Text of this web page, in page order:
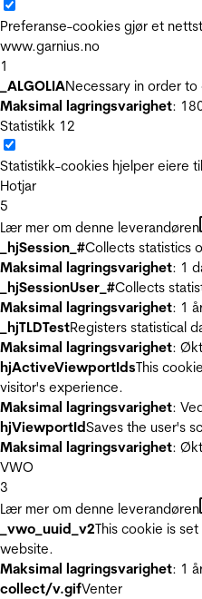
Preferanse-cookies gjør et
www.garnius.no
1
_ALGOLIANecessary in order
Maksimal lagringsvarighet:
Statistikk 12
Statistikk-cookies hjelper eiere
Hotjar
5
Lær mer om denne leverandøren
_hjSession_#Collects statistics
Maksimal lagringsvarighet: 1
_hjSessionUser_#Collects
Maksimal lagringsvarighet: 1
_hjTLDTestRegisters statistical
Maksimal lagringsvarighet: Økt
hjActiveViewportIdsThis
visitor's experience.
Maksimal lagringsvarighet:
hjViewportIdSaves the user's
Maksimal lagringsvarighet: Økt
VWO
3
Lær mer om denne leverandøren
_vwo_uuid_v2This cookie is
website.
Maksimal lagringsvarighet: 1
collect/v.gifVenter